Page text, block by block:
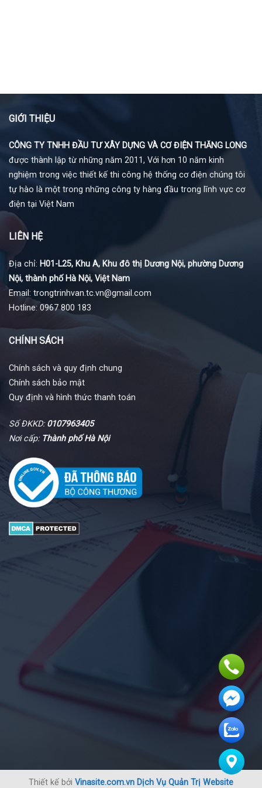
GIỚI THIỆU
CÔNG TY TNHH ĐẦU TƯ XÂY DỰNG VÀ CƠ ĐIỆN THĂNG LONG
được thành lập từ những năm 2011, Với hơn 10 năm kinh
nghiệm trong việc thiết kế thi công hệ thống cơ điện chúng tôi
tự hào là một trong những công ty hàng đầu trong lĩnh vực cơ
điện tại Việt Nam
LIÊN HỆ
Địa chỉ: H01-L25, Khu A, Khu đô thị Dương Nội, phường Dương
Nội, thành phố Hà Nội, Việt Nam
Email: trongtrinhvan.tc.vn@gmail.com
Hotline: 0967 800 183
CHÍNH SÁCH
Chính sách và quy định chung
Chính sách bảo mật
Quy định và hình thức thanh toán
Số ĐKKD:0107963405
Nơi cấp: Thành phố Hà Nội
Thiết kế bởi Vinasite.com.vn Dịch Vụ Quản Trị Website